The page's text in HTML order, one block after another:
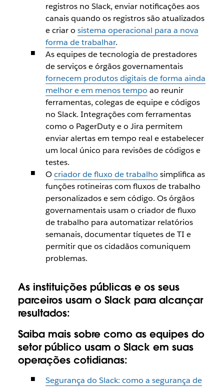
registros no Slack, enviar notificações aos
canais quando os registros são atualizados
e criar o sistema operacional para a nova
forma de trabalhar.
As equipes de tecnologia de prestadores
de serviços e órgãos governamentais
fornecem produtos digitais de forma ainda
melhor e em menos tempo ao reunir
ferramentas, colegas de equipe e códigos
no Slack. Integrações com ferramentas
como o PagerDuty e o Jira permitem
enviar alertas em tempo real e estabelecer
um local único para revisões de códigos e
testes.
Ocriador de fluxo de trabalho simplifica as
funções rotineiras com fluxos de trabalho
personalizados e sem código. Os órgãos
governamentais usam o criador de fluxo
de trabalho para automatizar relatórios
semanais, documentar tíquetes de TI e
permitir que os cidadãos comuniquem
problemas.
As instituições públicas e os seus
parceiros usam o Slack para alcançar
resultados:
Saiba mais sobre como as equipes do
setor público usam o Slack em suas
operações cotidianas:
Segurança do Slack: como a segurança de